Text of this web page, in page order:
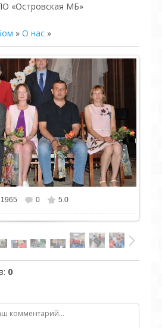
«Островская МБ»
» О нас »
1965 0 5.0
: 0